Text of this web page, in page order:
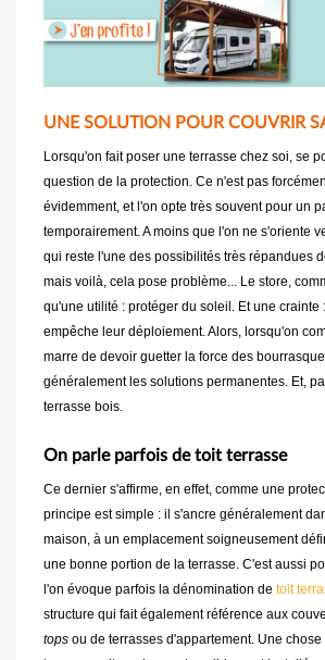
UNE SOLUTION POUR COUVRIR
Lorsqu'on fait poser une terrasse chez soi, se
question de la protection. Ce n'est pas
évidemment, et l'on opte très souvent pour un
temporairement. A moins que l'on ne s'oriente
qui reste l'une des possibilités très répandues
mais voilà, cela pose problème... Le store,
qu'une utilité : protéger du soleil. Et une crainte
empêche leur déploiement. Alors, lorsqu'on
marre de devoir guetter la force des
généralement les solutions permanentes. Et,
terrasse bois.
On parle parfois de toit terrasse
Ce dernier s'affirme, en effet, comme une
principe est simple : il s'ancre généralement
maison, à un emplacement soigneusement
une bonne portion de la terrasse. C'est aussi
l'on évoque parfois la dénomination de toit
structure qui fait également référence aux
tops ou de terrasses d'appartement. Une